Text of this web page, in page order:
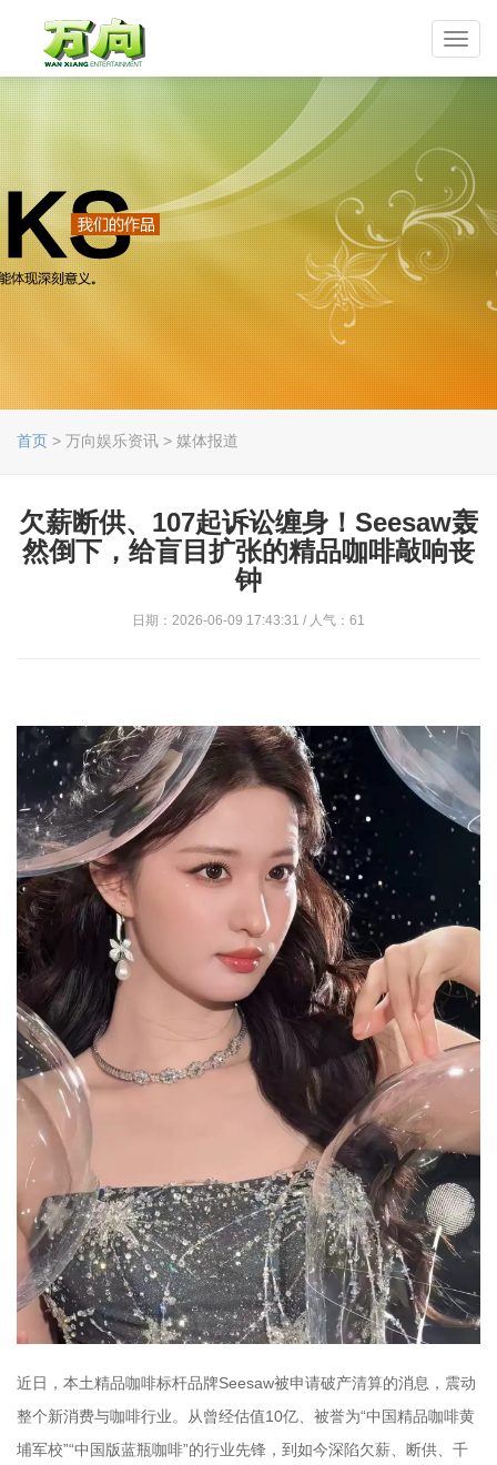
首页 > 万向娱乐资讯 > 媒体报道
欠薪断供、107起诉讼缠身！Seesaw轰
然倒下，给盲目扩张的精品咖啡敲响丧
钟
日期：2026-06-09 17:43:31 / 人气：61
近日，本土精品咖啡标杆品牌Seesaw被申请破产清算的消息，震动
整个新消费与咖啡行业。从曾经估值10亿、被誉为“中国精品咖啡黄
埔军校”“中国版蓝瓶咖啡”的行业先锋，到如今深陷欠薪、断供、千